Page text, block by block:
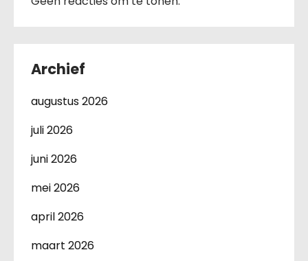
Archief
augustus 2026
juli 2026
juni 2026
mei 2026
april 2026
maart 2026